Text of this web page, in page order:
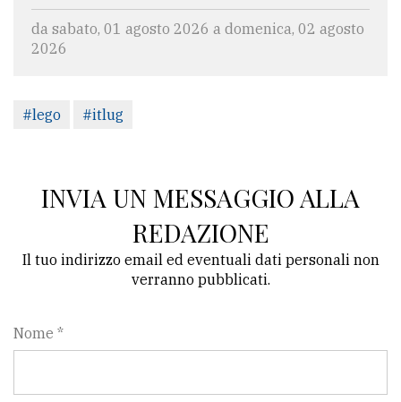
da sabato, 01 agosto 2026 a domenica, 02 agosto
2026
#lego #itlug
INVIA UN MESSAGGIO ALLA
REDAZIONE
Il tuo indirizzo email ed eventuali dati personali non
verranno pubblicati.
Nome *